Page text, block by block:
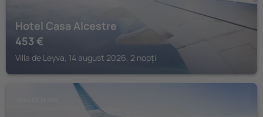
Hotel Casa Alcestre
453 €
Villa de Leyva, 14 august 2026, 2 nopți